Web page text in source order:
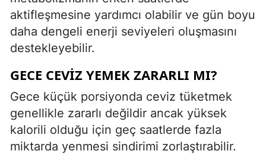
aktifleşmesine yardımcı olabilir ve gün boyu
daha dengeli enerji seviyeleri oluşmasını
destekleyebilir.
GECE CEVIZ YEMEK ZARARLI MI?
Gece küçük porsiyonda ceviz tüketmek
genellikle zararlı değildir ancak yüksek
kalorili olduğu için geç saatlerde fazla
miktarda yenmesi sindirimi zorlaştırabilir.